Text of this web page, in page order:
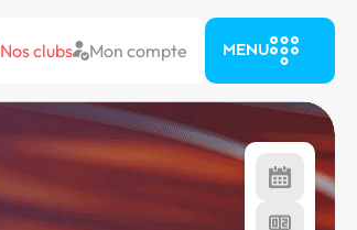
Nos clubs Mon compte MENU